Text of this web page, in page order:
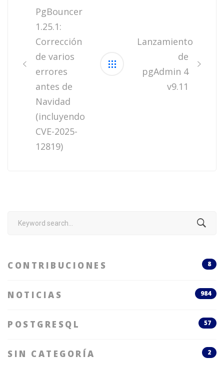
PgBouncer
1.25.1:
Corrección
de varios
errores
antes de
Navidad
(incluyendo
CVE-2025-
12819)
Lanzamiento
de
pgAdmin 4
v9.11
Search
CONTRIBUCIONES 8
NOTICIAS 984
POSTGRESQL 57
SIN CATEGORÍA 2